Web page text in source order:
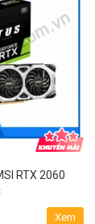
RTX 2060
Xem